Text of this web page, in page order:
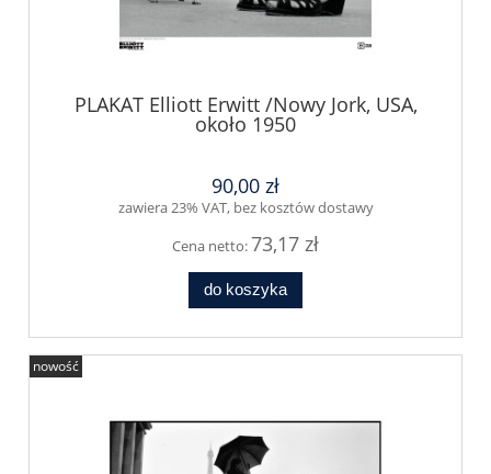
PLAKAT Elliott Erwitt /Nowy Jork, USA,
około 1950
90,00 zł
zawiera 23% VAT, bez kosztów dostawy
Cena netto:73,17 zł
do koszyka
nowość